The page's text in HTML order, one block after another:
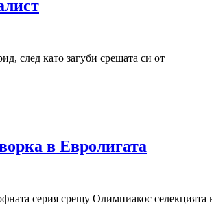
след като загуби срещата си от
в Евролигата
серия срещу Олимпиакос селекцията